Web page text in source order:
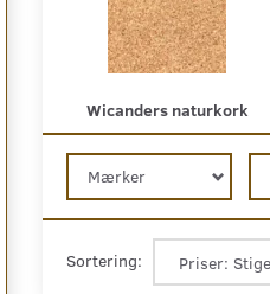
Wicanders naturkork
Mærker
Sortering: